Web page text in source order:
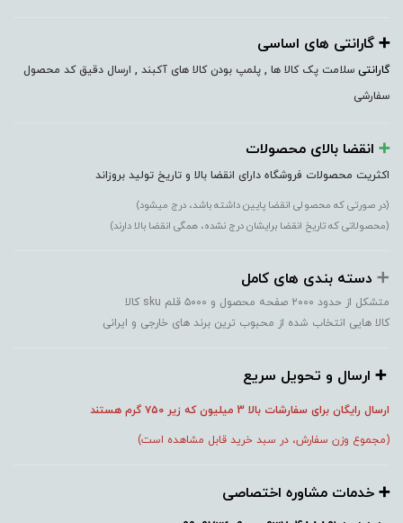
➕️ گارانتی های اساسی
گارانتی سلامت پک کالا ها , پلمپ بودن کالا های آکبند , ارسال دقیق کد محصول
سفارشی
➕️ انقضا بالای محصولات
اکثریت محصولات فروشگاه دارای انقضا بالا و تاریخ تولید بروزاند
(در صورتی که محصولی انقضا پایین داشته باشد، درج میشود)
(محصولاتی که تاریخ انقضا برایشان درج نشده، همگی انقضا بالا دارند)
➕️ دسته بندی های کامل
متشکل از حدود ۲۰۰۰ صفحه محصول و ۵۰۰۰ قلم sku کالا
کالا هایی انتخاب شده از محبوب ترین برند های خارجی و ایرانی
➕️ ارسال و تحویل سریع
ارسال رایگان برای سفارشات بالا 3 میلیون که زیر ۷۵۰ گرم هستند
(مجموع وزن سفارش، در سبد خرید قابل مشاهده است)
➕️ خدمات مشاوره اختصاصی